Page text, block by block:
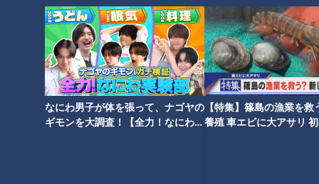
なにわ男子が体を張って、ナゴヤの
ギモンを大調査！【全力！なにわ実
【特集】篠島の漁業を救
養殖 車エビに大アサリ
電話：052-821-2753
※ネタは仕入れ状況により内容が変更になる場合があります
※「豪華海鮮丼」のネコのシャリは要予約
大人版お子様ランチタワー